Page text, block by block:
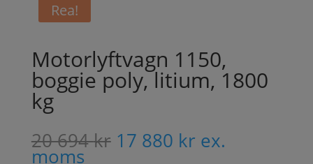
Rea!
Motorlyftvagn 1150,
boggie poly, litium, 1800
kg
20 694kr Det
ursprungliga
17 880 krDet
nuvarande
ex.
moms